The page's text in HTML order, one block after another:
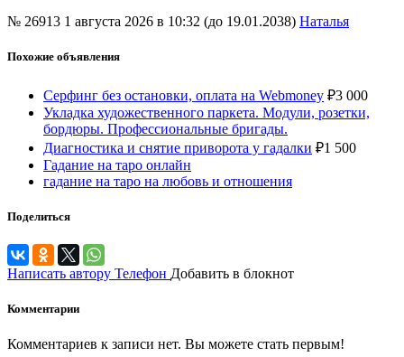
№ 26913 1 августа 2026 в 10:32 (до 19.01.2038) Наталья
Похожие объявления
Серфинг без остановки, оплата на Webmoney ₽3 000
Укладка художественного паркета. Модули, розетки,
бордюры. Профессиональные бригады.
Диагностика и снятие приворота у гадалки ₽1 500
Гадание на таро онлайн
гадание на таро на любовь и отношения
Поделиться
Написать автору Телефон Добавить в блокнот
Комментарии
Комментариев к записи нет. Вы можете стать первым!